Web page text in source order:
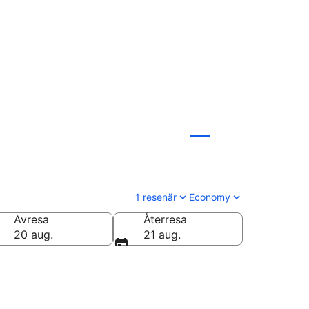
1 resenär Economy
Avresa
20 aug.
Återresa
21 aug.